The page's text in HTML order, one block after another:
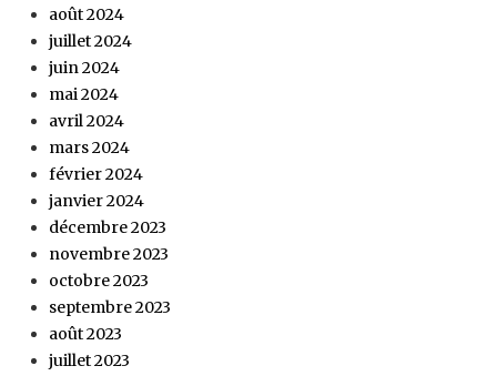
août 2024
juillet 2024
juin 2024
mai 2024
avril 2024
mars 2024
février 2024
janvier 2024
décembre 2023
novembre 2023
octobre 2023
septembre 2023
août 2023
juillet 2023